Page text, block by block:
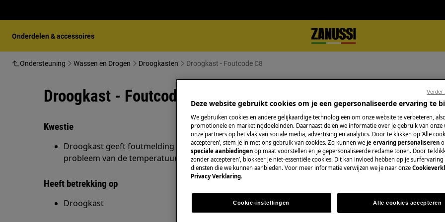
Onderdelen & accessoires
Ondersteuning Wassen en Drogen Droogkasten Droogkast - Foutcode C8
Droogkast - Foutcode C8
Kwestie
Droogkast geeft foutmelding C8 op het display weer, dit duidt op een
probleem van de temperatuursensor.
Heeft betrekking op
Droogkast
Boek een
Maak een
gekwalificeerde
onze
Deze website gebruikt cookies om je een gepersonaliseerde ervaring te
We gebruiken cookies en andere gelijkaardige technologieën om onze website te verbeteren,
promotionele en marketingdoeleinden. Daarnaast delen we informatie over je gebruik van onze
onze partners op het vlak van sociale media, advertising en analytics. Door te klikken op ‘Alle
accepteren’, stem je in met ons gebruik van cookies. Zo kunnen we je ervaring personaliseren
speciale aanbiedingen op maat voorstellen en je gepersonaliseerde reclame tonen. Door te
zonder accepteren’, blokkeer je niet-essentiële cookies. Dit kan invloed hebben op je
diensten die we kunnen aanbieden. Voor meer informatie verwijzen we je naar onze
Privacy Verklaring.
Cookie-instellingen Alle cookies accepteren
Verder